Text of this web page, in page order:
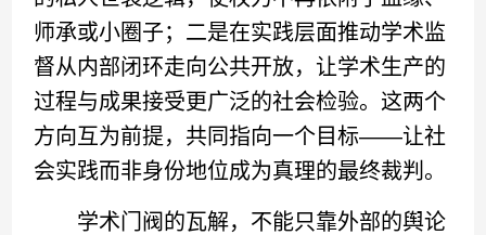
师承或小圈子；二是在实践层面推动学术监
督从内部闭环走向公共开放，让学术生产的
过程与成果接受更广泛的社会检验。这两个
方向互为前提，共同指向一个目标——让社
会实践而非身份地位成为真理的最终裁判。
学术门阀的瓦解，不能只靠外部的舆论